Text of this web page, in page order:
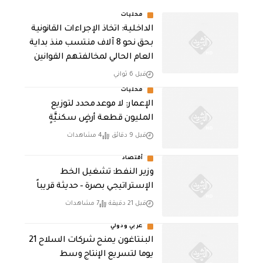
محليات
الداخلية: اتخاذ الإجراءات القانونية
بحق نحو 8 آلاف منتسب منذ بداية
العام الحالي لمخالفتهم القوانين
قبل 6 ثواني
محليات
الإعمار: لا موعد محدد لتوزيع
المليون قطعة أرضٍ سكنيَّةٍ
قبل 9 دقائق 4 مشاهدات
أقتصاد
وزير النفط: تشغيل الخط
الإستراتيجي بصرة – حديثة قريباً
قبل 21 دقيقة 7 مشاهدات
عربي ودولي
البنتاغون يمنح شركات السلاح 21
يوما لتسريع الإنتاج وسط